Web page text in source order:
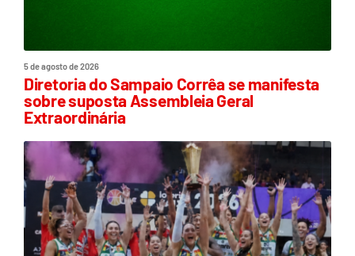
5 de agosto de 2026
Diretoria do Sampaio Corrêa se manifesta
sobre suposta Assembleia Geral
Extraordinária